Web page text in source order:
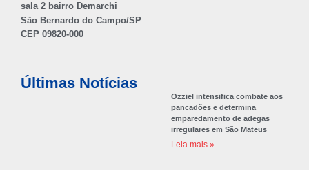
sala 2 bairro Demarchi
São Bernardo do Campo/SP
CEP 09820-000
Últimas Notícias
Ozziel intensifica combate aos
pancadões e determina
emparedamento de adegas
irregulares em São Mateus
Leia mais »